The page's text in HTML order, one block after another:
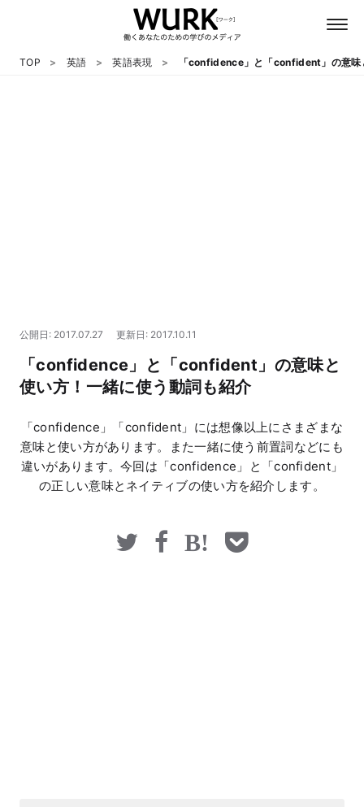
マネー
TOP 英語 英語表現 「confidence」と「confident」の意味
公開日: 2017.07.27 更新日: 2017.10.11
「confidence」と「confident」の意味と
使い方！一緒に使う動詞も紹介
「confidence」「confident」には想像以上にさまざまな
意味と使い方があります。また一緒に使う前置詞などにも
違いがあります。今回は「confidence」と「confident」
の正しい意味とネイティブの使い方を紹介します。